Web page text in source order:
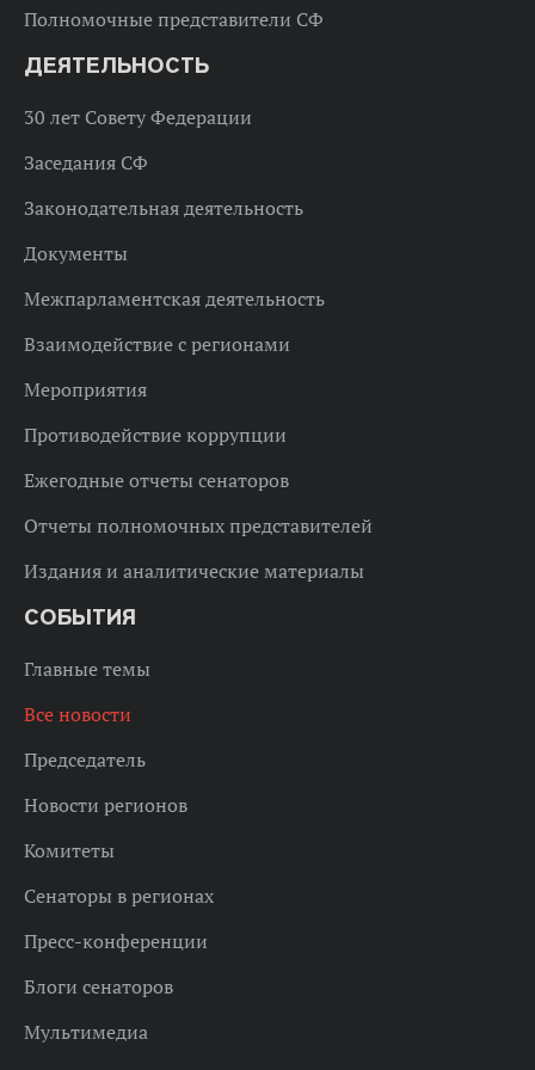
Полномочные представители СФ
ДЕЯТЕЛЬНОСТЬ
30 лет Совету Федерации
Заседания СФ
Законодательная деятельность
Документы
Межпарламентская деятельность
Взаимодействие с регионами
Мероприятия
Противодействие коррупции
Ежегодные отчеты сенаторов
Отчеты полномочных представителей
Издания и аналитические материалы
СОБЫТИЯ
Главные темы
Все новости
Председатель
Новости регионов
Комитеты
Сенаторы в регионах
Пресс-конференции
Блоги сенаторов
Мультимедиа